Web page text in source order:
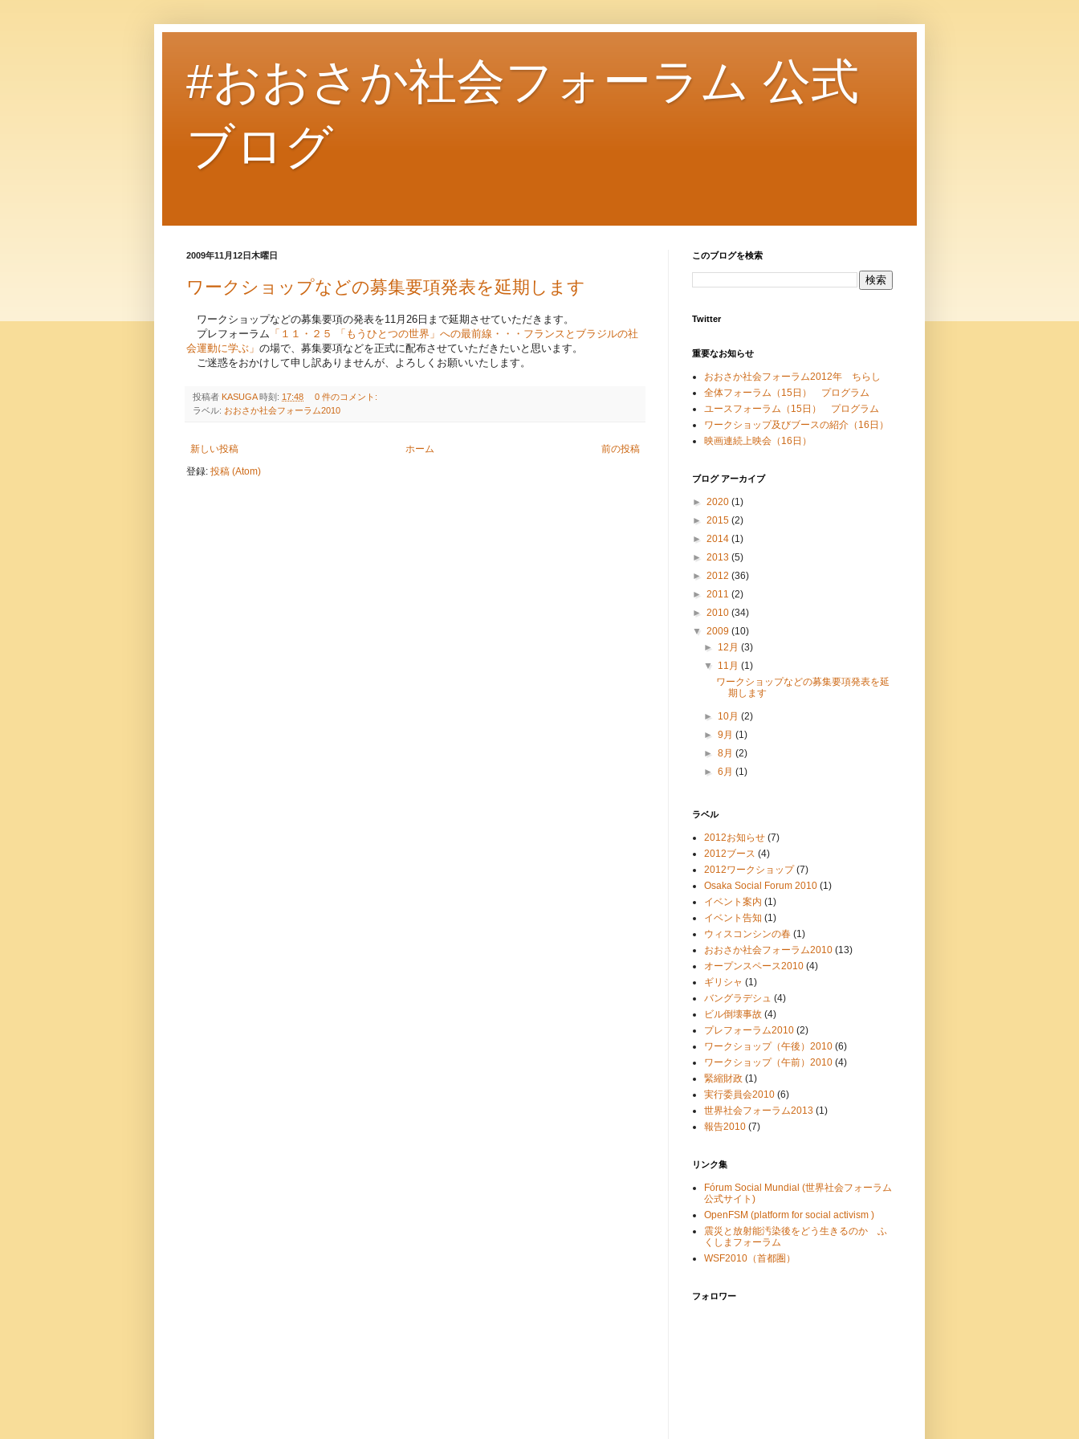
#おおさか社会フォーラム 公式
ブログ
2009年11月12日木曜日
ワークショップなどの募集要項発表を延期します
ワークショップなどの募集要項の発表を11月26日まで延期させていただきます。
プレフォーラム 「１１・２５ 「もうひとつの世界」への最前線・・・フランスとブラジルの社
会運動に学ぶ」 の場で、募集要項などを正式に配布させていただきたいと思います。
ご迷惑をおかけして申し訳ありませんが、よろしくお願いいたします。
投稿者 KASUGA 時刻: 17:48
0 件のコメント:
ラベル: おおさか社会フォーラム2010
新しい投稿 前の投稿
ホーム
登録: 投稿 (Atom)
このブログを検索
Twitter
重要なお知らせ
おおさか社会フォーラム2012年 ちらし
全体フォーラム（15日） プログラム
ユースフォーラム（15日） プログラム
ワークショップ及びブースの紹介（16日）
映画連続上映会（16日）
ブログ アーカイブ
► 2020 (1)
► 2015 (2)
► 2014 (1)
► 2013 (5)
► 2012 (36)
► 2011 (2)
► 2010 (34)
▼ 2009 (10)
► 12月(3)
▼ 11月(1)
ワークショップなどの募集要項発表を延
期します
► 10月(2)
►9月(1)
►8月(2)
►6月(1)
ラベル
2012お知らせ (7)
2012ブース (4)
2012ワークショップ (7)
Osaka Social Forum 2010 (1)
イベント案内 (1)
イベント告知 (1)
ウィスコンシンの春 (1)
おおさか社会フォーラム2010 (13)
オープンスペース2010 (4)
ギリシャ (1)
バングラデシュ (4)
ビル倒壊事故 (4)
プレフォーラム2010 (2)
ワークショップ（午後）2010 (6)
ワークショップ（午前）2010 (4)
緊縮財政 (1)
実行委員会2010 (6)
世界社会フォーラム2013 (1)
報告2010 (7)
リンク集
Fórum Social Mundial (世界社会フォーラム
公式サイト)
OpenFSM (platform for social activism )
震災と放射能汚染後をどう生きるのか ふ
くしまフォーラム
WSF2010（首都圏）
フォロワー